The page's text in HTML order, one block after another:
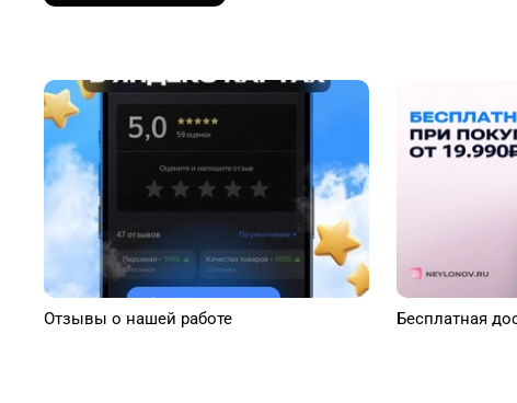
Отзывы о нашей работе Бесплатная